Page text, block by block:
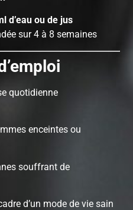
d’eau ou de jus
sur 4 à 8 semaines
quotidienne
enceintes ou
souffrant de
d’un mode de vie sain